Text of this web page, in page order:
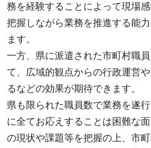
務を経験することによって現場
把握しながら業務を推進する能
ます。
一方、県に派遣された市町村職
て、広域的観点からの行政運営
るなどの効果が期待できます。
県も限られた職員数で業務を遂
に全てお応えすることは困難な
の現状や課題等を把握の上、市